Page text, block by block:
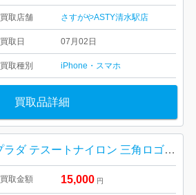
買取店舗 さすがやASTY清水駅店
買取日 07月02日
買取種別 iPhone・スマホ
買取品詳細
プラダ テスートナイロン 三角ロゴプレート ショルダーバッグ
買取金額 15,000 円